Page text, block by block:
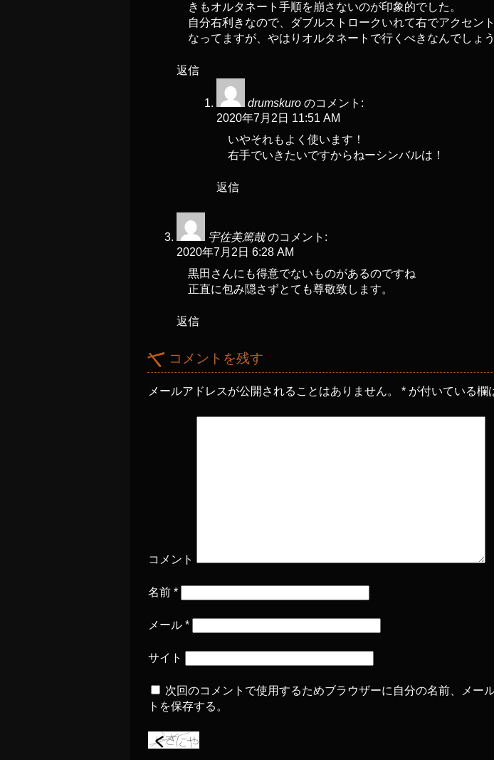
きもオルタネート手順を崩さないのが印象的でした。
自分右利きなので、ダブルストロークいれて右でアクセン
なってますが、やはりオルタネートで行くべきなんでしょ
返信
drumskuro のコメント:
2020年7月2日 11:51 AM
いやそれもよく使います！
右手でいきたいですからねーシンバルは！
返信
宇佐美篤哉 のコメント:
2020年7月2日 6:28 AM
黒田さんにも得意でないものがあるのですね
正直に包み隠さずとても尊敬致します。
返信
コメントを残す
メールアドレスが公開されることはありません。 * が付いている欄
コメント
名前 *
メール *
サイト
次回のコメントで使用するためブラウザーに自分の名前、メー
トを保存する。